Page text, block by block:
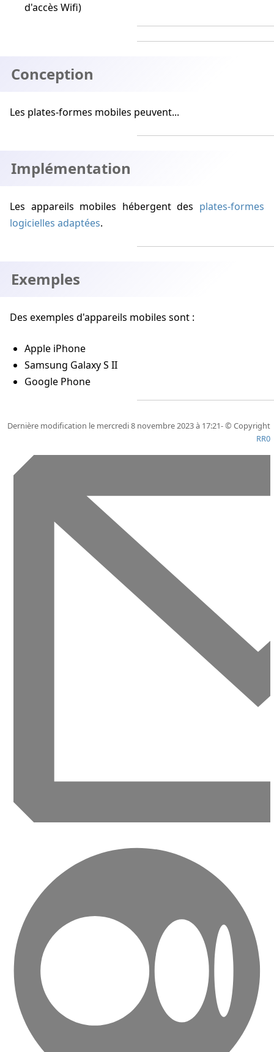
d'accès Wifi)
Conception
Les plates-formes mobiles peuvent...
Implémentation
Les appareils mobiles hébergent des plates-formes
logicielles adaptées.
Exemples
Des exemples d'appareils mobiles sont :
Apple iPhone
Samsung Galaxy S II
Google Phone
Dernière modification le mercredi 8 novembre 2023 à 17:21- © Copyright
RR0